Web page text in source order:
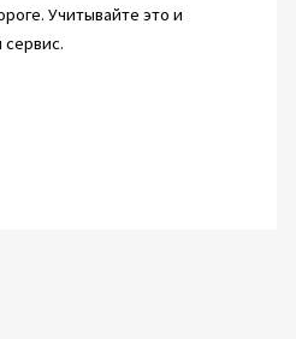
Учитывайте это и